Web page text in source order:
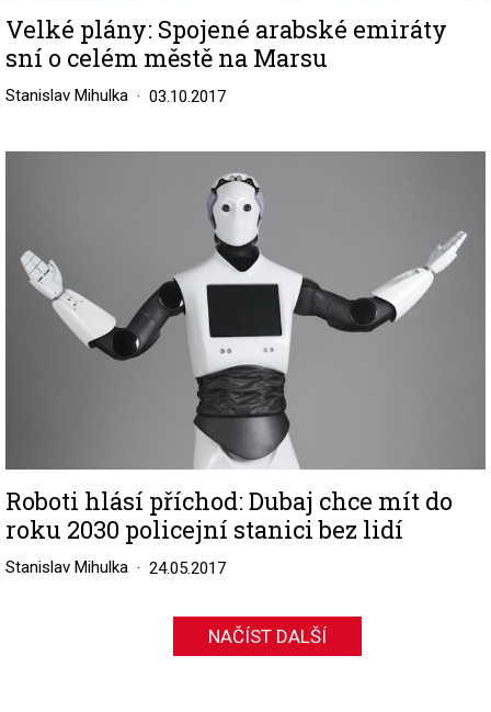
Velké plány: Spojené arabské emiráty
sní o celém městě na Marsu
Stanislav Mihulka 03.10.2017
Roboti hlásí příchod: Dubaj chce mít do
roku 2030 policejní stanici bez lidí
Stanislav Mihulka 24.05.2017
NAČÍST DALŠÍ